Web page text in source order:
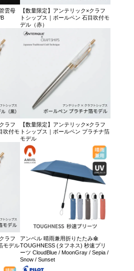
雲母
【数量限定】アンテリック×クラフ
トシップス｜ボールペン 石目吹付モ
デル（赤）
ラフ
吹付モ
【数量限定】アンテリック×クラフ
トシップス｜ボールペン プラチナ箔
モデル
ラフ
モデル
アンベル 晴雨兼用折りたたみ傘
TOUGHNESS (タフネス) 秒速プリ
ーツ CloudBlue / MoonGray / Sepia /
Snow / Sunset